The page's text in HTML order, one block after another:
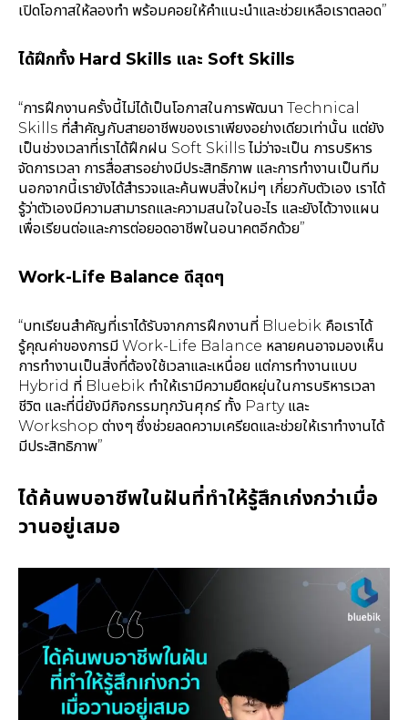
เปิดโอกาสให้ลองทำ พร้อมคอยให้คำแนะนำและช่วยเหลือเราตลอด”
ได้ฝึกทั้ง Hard Skills และ Soft Skills
“การฝึกงานครั้งนี้ไม่ได้เป็นโอกาสในการพัฒนา Technical
Skills ที่สำคัญกับสายอาชีพของเราเพียงอย่างเดียวเท่านั้น แต่ยัง
เป็นช่วงเวลาที่เราได้ฝึกฝน Soft Skills ไม่ว่าจะเป็น การบริหาร
จัดการเวลา การสื่อสารอย่างมีประสิทธิภาพ และการทำงานเป็นทีม
นอกจากนี้เรายังได้สำรวจและค้นพบสิ่งใหม่ๆ เกี่ยวกับตัวเอง เราได้
รู้ว่าตัวเองมีความสามารถและความสนใจในอะไร และยังได้วางแผน
เพื่อเรียนต่อและการต่อยอดอาชีพในอนาคตอีกด้วย”
Work-Life Balance ดีสุดๆ
“บทเรียนสำคัญที่เราได้รับจากการฝึกงานที่ Bluebik คือเราได้
รู้คุณค่าของการมี Work-Life Balance หลายคนอาจมองเห็น
การทำงานเป็นสิ่งที่ต้องใช้เวลาและเหนื่อย แต่การทำงานแบบ
Hybrid ที่ Bluebik ทำให้เรามีความยืดหยุ่นในการบริหารเวลา
ชีวิต และที่นี่ยังมีกิจกรรมทุกวันศุกร์ ทั้ง Party และ
Workshop ต่างๆ ซึ่งช่วยลดความเครียดและช่วยให้เราทำงานได้
มีประสิทธิภาพ”
ได้ค้นพบอาชีพในฝันที่ทำให้รู้สึกเก่งกว่าเมื่อ
วานอยู่เสมอ